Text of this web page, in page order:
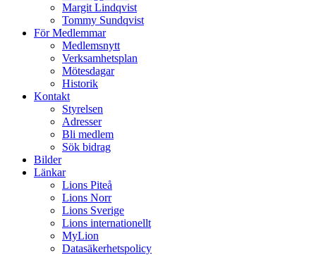
Margit Lindqvist
Tommy Sundqvist
För Medlemmar
Medlemsnytt
Verksamhetsplan
Mötesdagar
Historik
Kontakt
Styrelsen
Adresser
Bli medlem
Sök bidrag
Bilder
Länkar
Lions Piteå
Lions Norr
Lions Sverige
Lions internationellt
MyLion
Datasäkerhetspolicy